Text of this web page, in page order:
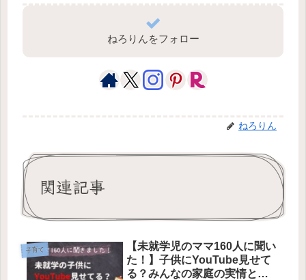
ねろりんをフォロー
ねろりん
関連記事
子育て
【未就学児のママ160人に聞い
た！】子供にYouTube見せて
る？みんなの家庭の実情とル